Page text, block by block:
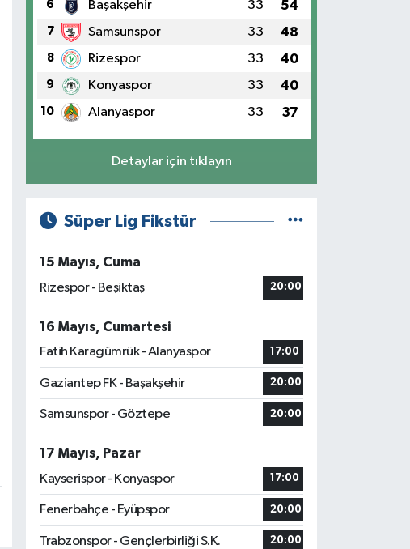
6 Başakşehir 33 54
7 Samsunspor 33 48
8 Rizespor 33 40
9 Konyaspor 33 40
10 Alanyaspor 33 37
Detaylar için tıklayın
Süper Lig Fikstür
15 Mayıs, Cuma
Rizespor - Beşiktaş
20:00
16 Mayıs, Cumartesi
Fatih Karagümrük - Alanyaspor
17:00
Gaziantep FK - Başakşehir 20:00
Samsunspor - Göztepe 20:00
17 Mayıs, Pazar
Kayserispor - Konyaspor
17:00
Fenerbahçe - Eyüpspor 20:00
Trabzonspor - Gençlerbirliği S.K. 20:00